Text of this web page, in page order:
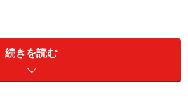
政大学市ヶ谷キャンパス。徹底し
革を推し進めている
に対する詳細なアンケートをと
続きを読む